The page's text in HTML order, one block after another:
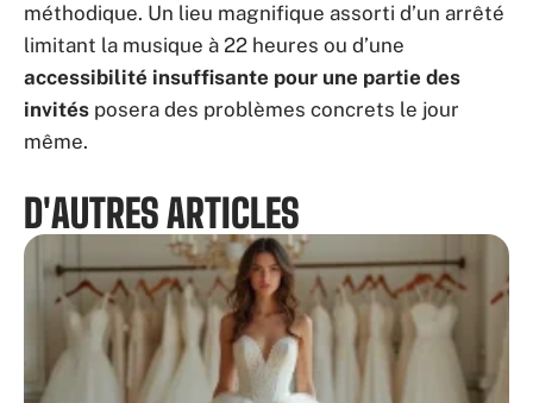
méthodique. Un lieu magnifique assorti d’un arrêté
limitant la musique à 22 heures ou d’une
accessibilité insuffisante pour une partie des
invités posera des problèmes concrets le jour
même.
D'AUTRES ARTICLES